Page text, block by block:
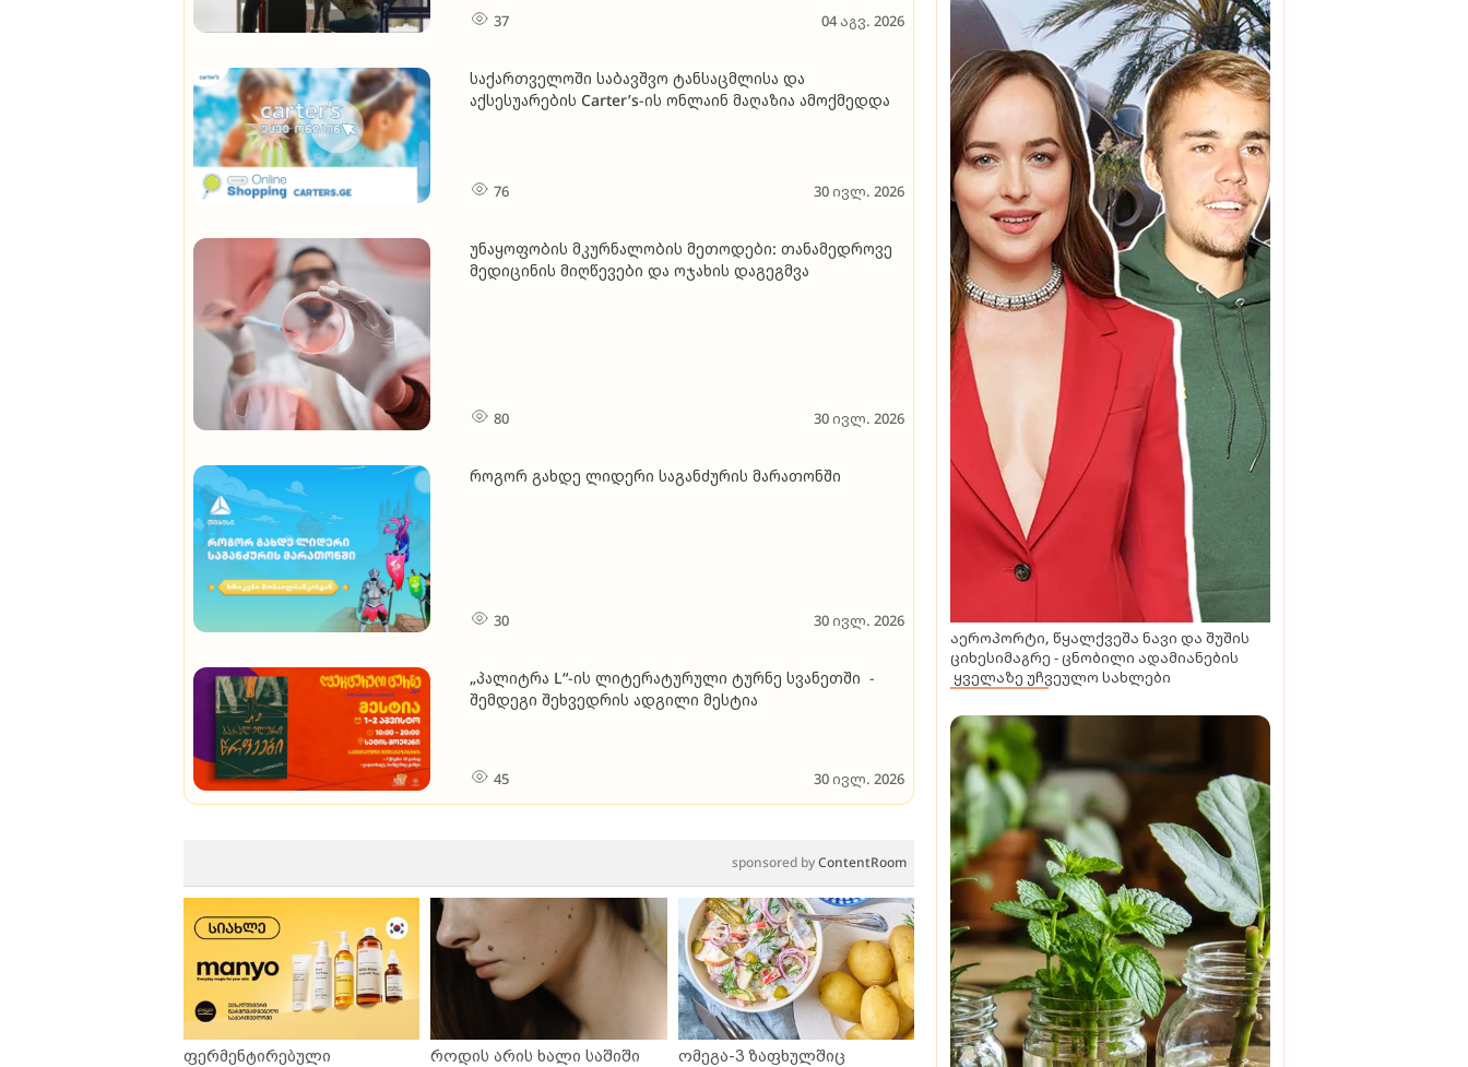
37 04 აგვ. 2026
საქართველოში საბავშვო ტანსაცმლისა და
აქსესუარების Carter’s-ის ონლაინ მაღაზია ამოქმედდა
76 30 ივლ. 2026
უნაყოფობის მკურნალობის მეთოდები: თანამედროვე
მედიცინის მიღწევები და ოჯახის დაგეგმვა
80 30 ივლ. 2026
როგორ გახდე ლიდერი საგანძურის მარათონში
30 30 ივლ. 2026
„პალიტრა L“-ის ლიტერატურული ტურნე სვანეთში -
შემდეგი შეხვედრის ადგილი მესტია
45 30 ივლ. 2026
sponsored byContentRoom
ფერმენტირებული
როდის არის ხალი საშიში
ომეგა-3 ზაფხულშიც
აეროპორტი, წყალქვეშა ნავი და შუშის
ციხესიმაგრე - ცნობილი ადამიანების
ყველაზე უჩვეულო სახლები